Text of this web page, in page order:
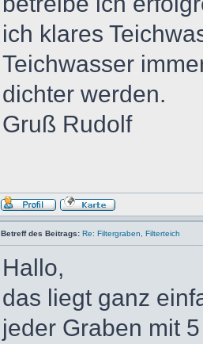
ich klares
Teichwasser
dichter werden.
Gruß Rudolf
Betreff des Beitrags: Re: Filtergraben, Filterteich
Hallo,
das liegt ganz
jeder Graben mit